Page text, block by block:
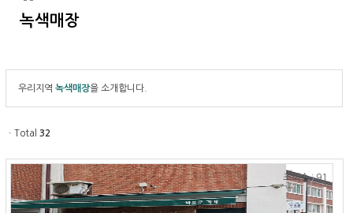
녹색매장
우리지역 녹색매장을 소개합니다.
ㆍTotal 32
조회수 : 91